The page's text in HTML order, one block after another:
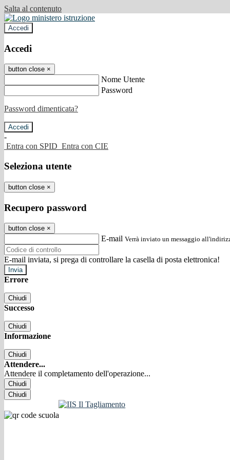
Salta al contenuto
Accedi
Accedi
button close ×
Nome Utente
Password
Password dimenticata?
-
Entra con SPID Entra con CIE
Seleziona utente
button close ×
Recupero password
button close ×
E-mail Verrà inviato un messaggio
E-mail inviata, si prega di controllare la casella di posta elettronica!
Errore
Chiudi
Successo
Chiudi
Informazione
Chiudi
Attendere...
Attendere il completamento dell'operazione...
Chiudi
Chiudi